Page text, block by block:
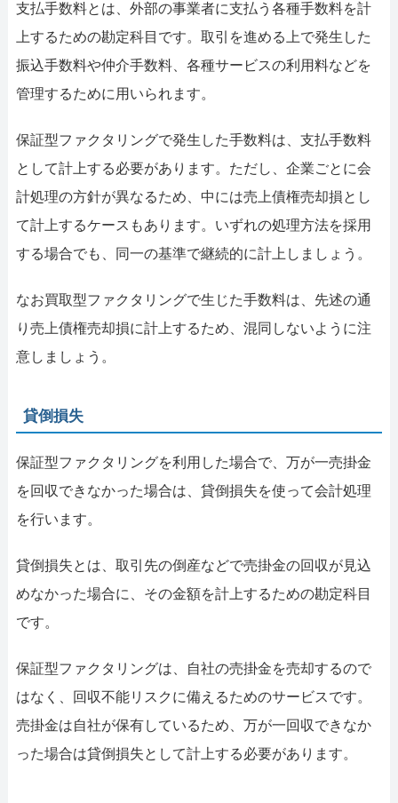
支払手数料とは、外部の事業者に支払う各種手数料を計
上するための勘定科目です。取引を進める上で発生した
振込手数料や仲介手数料、各種サービスの利用料などを
管理するために用いられます。
保証型ファクタリングで発生した手数料は、支払手数料
として計上する必要があります。ただし、企業ごとに会
計処理の方針が異なるため、中には売上債権売却損とし
て計上するケースもあります。いずれの処理方法を採用
する場合でも、同一の基準で継続的に計上しましょう。
なお買取型ファクタリングで生じた手数料は、先述の通
り売上債権売却損に計上するため、混同しないように注
意しましょう。
貸倒損失
保証型ファクタリングを利用した場合で、万が一売掛金
を回収できなかった場合は、貸倒損失を使って会計処理
を行います。
貸倒損失とは、取引先の倒産などで売掛金の回収が見込
めなかった場合に、その金額を計上するための勘定科目
です。
保証型ファクタリングは、自社の売掛金を売却するので
はなく、回収不能リスクに備えるためのサービスです。
売掛金は自社が保有しているため、万が一回収できなか
った場合は貸倒損失として計上する必要があります。